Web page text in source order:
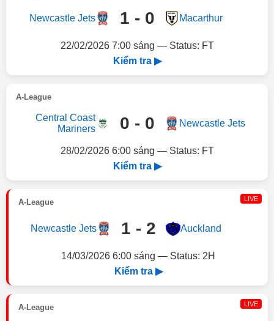
Newcastle Jets 1 - 0 Macarthur
22/02/2026 7:00 sáng — Status: FT
Kiểm tra ▶
A-League
Central Coast
Mariners
0 - 0 Newcastle Jets
28/02/2026 6:00 sáng — Status: FT
Kiểm tra ▶
A-League LIVE
Newcastle Jets 1 - 2 Auckland
14/03/2026 6:00 sáng — Status: 2H
Kiểm tra ▶
A-League LIVE